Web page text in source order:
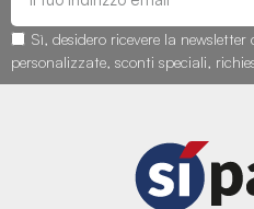
Sì, desidero ricevere la
personalizzate, sconti speciali,